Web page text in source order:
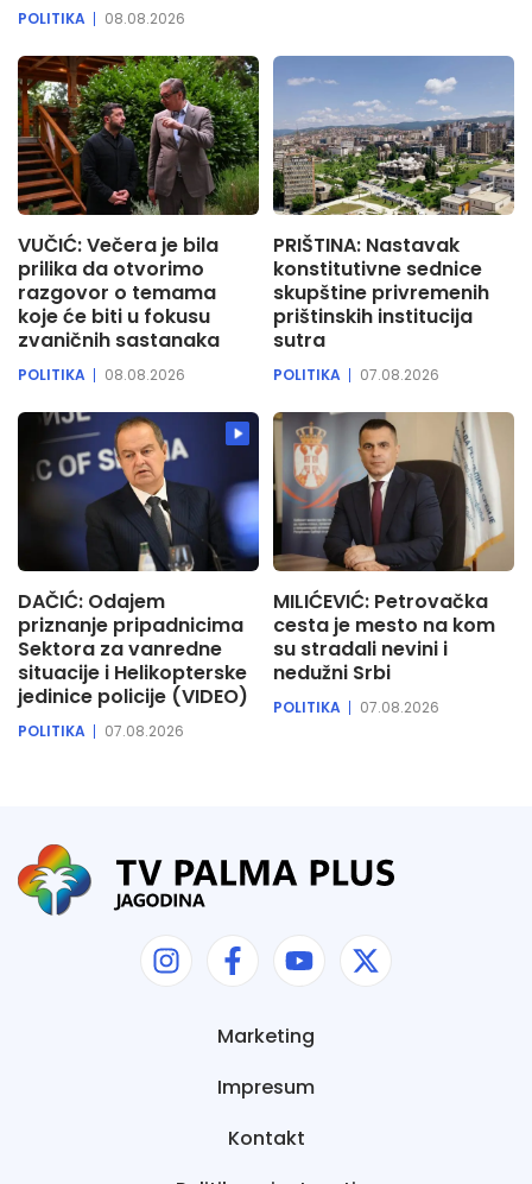
POLITIKA 08.08.2026
VUČIĆ: Večera je bila
prilika da otvorimo
razgovor o temama
koje će biti u fokusu
zvaničnih sastanaka
POLITIKA 08.08.2026
PRIŠTINA: Nastavak
konstitutivne sednice
skupštine privremenih
prištinskih institucija
sutra
POLITIKA 07.08.2026
DAČIĆ: Odajem
priznanje pripadnicima
Sektora za vanredne
situacije i Helikopterske
jedinice policije (VIDEO)
POLITIKA 07.08.2026
MILIĆEVIĆ: Petrovačka
cesta je mesto na kom
su stradali nevini i
nedužni Srbi
POLITIKA 07.08.2026
Marketing
Impresum
Kontakt